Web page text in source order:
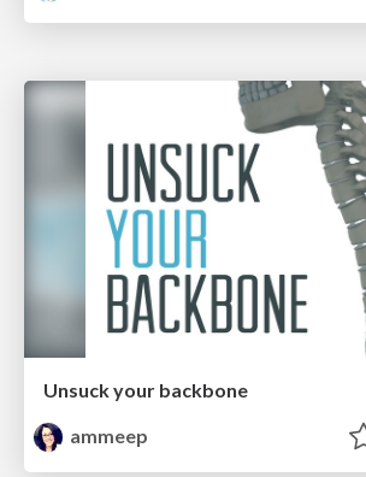
Unsuck your backbone
ammeep